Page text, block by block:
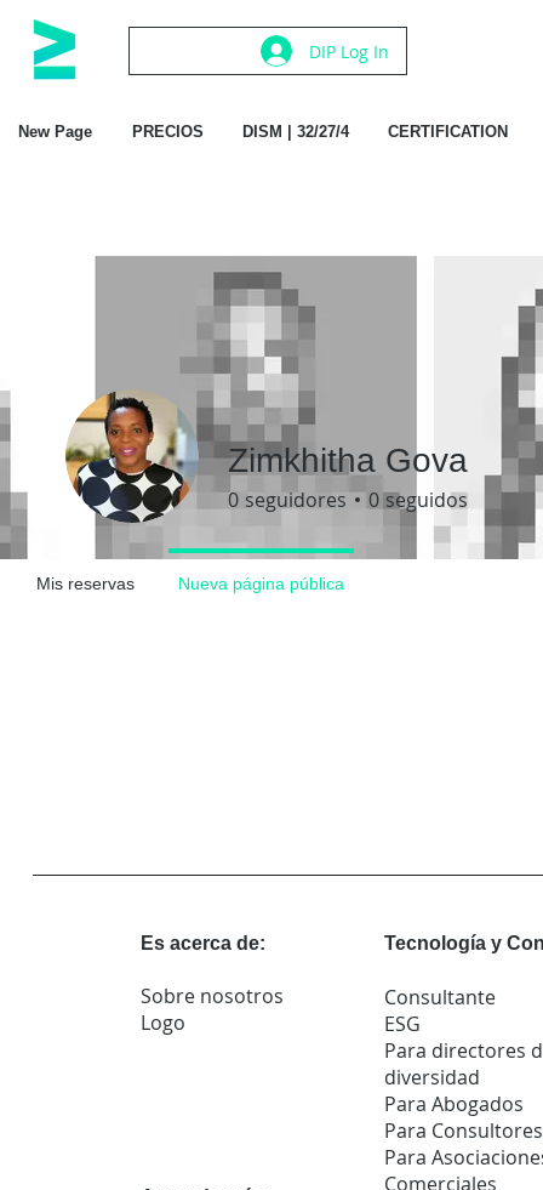
DIP Log In
New Page PRECIOS DISM | 32/27/4 CERTIFICATION
Zimkhitha Gova
0 seguidores 0 seguidos
Mis reservas Nueva página pública
Es acerca de:
Sobre nosotros
Logo
Tecnología y
Consultante
ESG
Para directores
diversidad
Para Abogados
Para Consultores
Para
Comerciales